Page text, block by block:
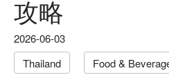
攻略
2026-06-03
Thailand
Food &